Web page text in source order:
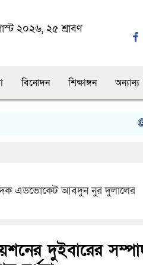
২০২৬, ২৫ শ্রাবণ
বিনোদন শিক্ষাঙ্গন অন্যান্য
এডভোকেট আবদুন নুর দুলালের
দুইবারের